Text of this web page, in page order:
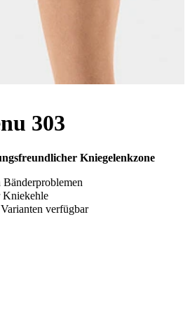
303
Kniegelenkzone
Kniekehle
verfügbar